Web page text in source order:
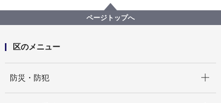
金沢区食生活等改善推進員（ヘルスメイト）の活動
ページトップへ
区のメニュー
防災・防犯